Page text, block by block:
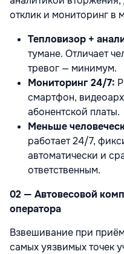
отклик и мониторинг
Тепловизор +
тумане. Отличает
тревог — минимум.
Мониторинг 24/7:
смартфон,
абонентской платы.
Меньше
работает 24/7,
автоматически и
ответственным.
02 — Автовесовой
оператора
Взвешивание при
самых уязвимых точек